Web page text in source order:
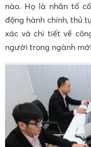
nào. Họ là nhân tố
động hành chính, thủ
xác và chi tiết về
người trong ngành